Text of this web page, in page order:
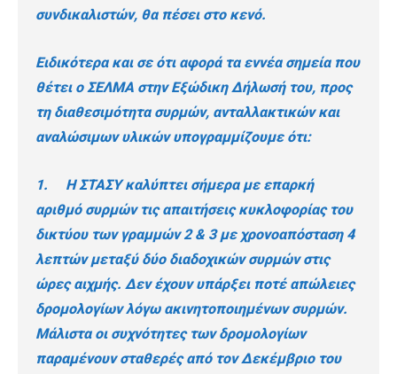
συνδικαλιστών, θα πέσει στο κενό.
Ειδικότερα και σε ότι αφορά τα εννέα σημεία που
θέτει ο ΣΕΛΜΑ στην Εξώδικη Δήλωσή του, προς
τη διαθεσιμότητα συρμών, ανταλλακτικών και
αναλώσιμων υλικών υπογραμμίζουμε ότι:
1. Η ΣΤΑΣΥ καλύπτει σήμερα με επαρκή
αριθμό συρμών τις απαιτήσεις κυκλοφορίας του
δικτύου των γραμμών 2 & 3 με χρονοαπόσταση 4
λεπτών μεταξύ δύο διαδοχικών συρμών στις
ώρες αιχμής. Δεν έχουν υπάρξει ποτέ απώλειες
δρομολογίων λόγω ακινητοποιημένων συρμών.
Μάλιστα οι συχνότητες των δρομολογίων
παραμένουν σταθερές από τον Δεκέμβριο του